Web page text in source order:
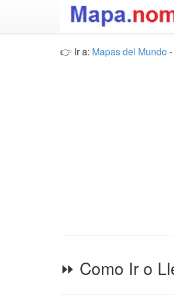
👉 Ir a: Mapas del Mundo -
⏩ Como Ir o